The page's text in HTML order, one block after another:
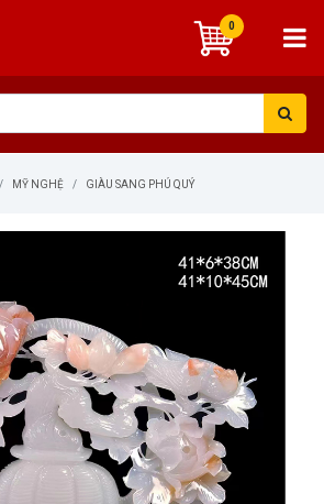
0
MỸ NGHỆ GIÀU SANG PHÚ QUÝ